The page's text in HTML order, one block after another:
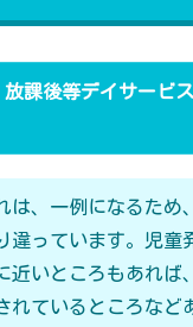
課後等デイサービ
は、一例になるため
違っています。児童
近いところもあれば
れているところなど